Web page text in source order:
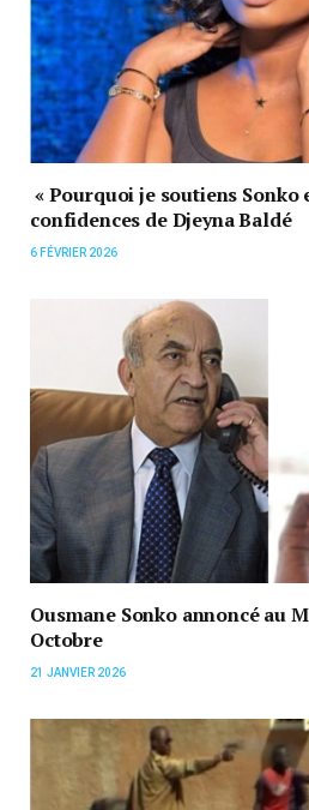
« Pourquoi je soutiens Sonko
confidences de Djeyna Baldé
6 FÉVRIER 2026
Ousmane Sonko annoncé au
Octobre
21 JANVIER 2026